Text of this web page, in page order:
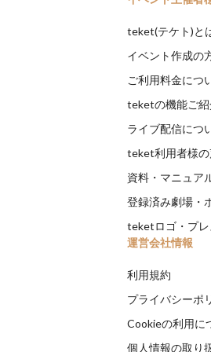
teket(テケト)と
イベント作成の
ご利用料金につ
teketの機能ご紹
ライブ配信につ
teket利用者様の
資料・マニュア
登録済み劇場・
teketロゴ・プレ
運営会社情報
利用規約
プライバシーポ
Cookieの利用に
個人情報の取り